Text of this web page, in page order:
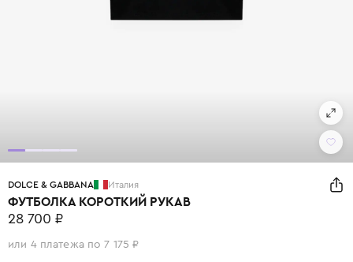
DOLCE & GABBANA Италия
ФУТБОЛКА КОРОТКИЙ РУКАВ
28 700 ₽
или 4 платежа по 7 175 ₽